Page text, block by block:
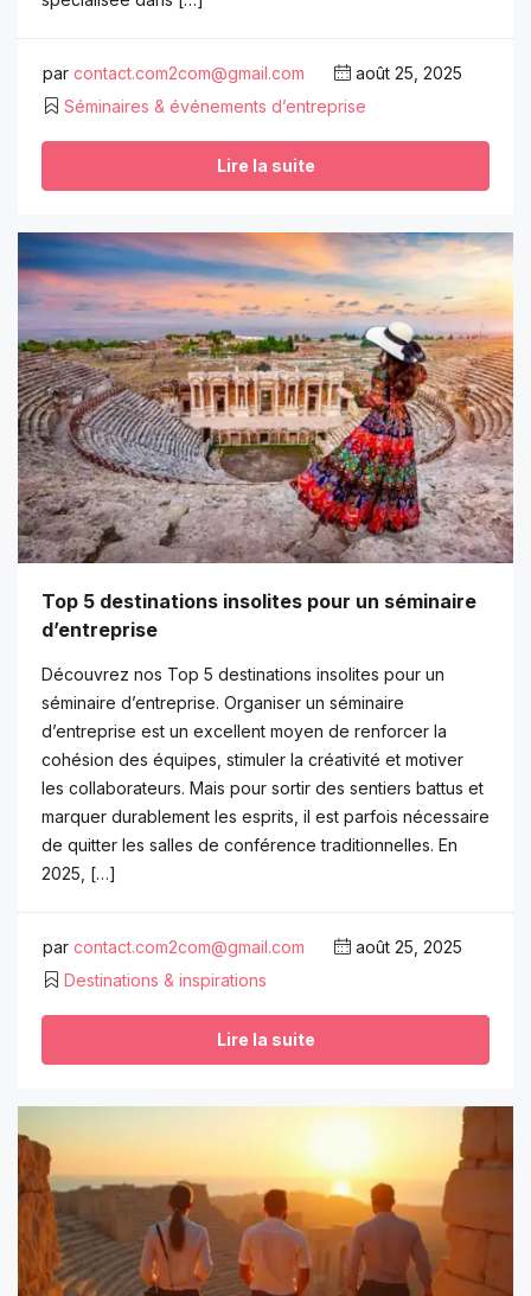
par contact.com2com@gmail.com
août 25, 2025
Séminaires & événements d’entreprise
Lire la suite
Top 5 destinations insolites pour un séminaire
d’entreprise
Découvrez nos Top 5 destinations insolites pour un
séminaire d’entreprise. Organiser un séminaire
d’entreprise est un excellent moyen de renforcer la
cohésion des équipes, stimuler la créativité et motiver
les collaborateurs. Mais pour sortir des sentiers battus et
marquer durablement les esprits, il est parfois nécessaire
de quitter les salles de conférence traditionnelles. En
2025, […]
par contact.com2com@gmail.com
août 25, 2025
Destinations & inspirations
Lire la suite